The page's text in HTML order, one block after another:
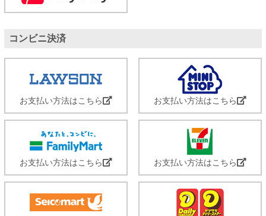
コンビニ決済
お支払い方法はこちら お支払い方法はこちら
お支払い方法はこちら お支払い方法はこちら